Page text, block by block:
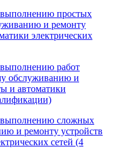
выполнению простых
и ремонту
электрических
работ
обслуживанию и
и автоматики
выполнению сложных
и ремонту устройств
сетей (4